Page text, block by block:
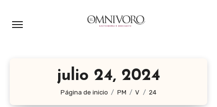
julio 24, 2024
Página de inicio PM V 24